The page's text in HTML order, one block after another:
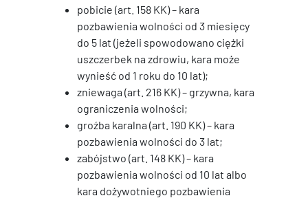
pobicie (art. 158 KK) – kara
pozbawienia wolności od 3 miesięcy
do 5 lat (jeżeli spowodowano ciężki
uszczerbek na zdrowiu, kara może
wynieść od 1 roku do 10 lat);
zniewaga (art. 216 KK) – grzywna, kara
ograniczenia wolności;
groźba karalna (art. 190 KK) – kara
pozbawienia wolności do 3 lat;
zabójstwo (art. 148 KK) – kara
pozbawienia wolności od 10 lat albo
kara dożywotniego pozbawienia